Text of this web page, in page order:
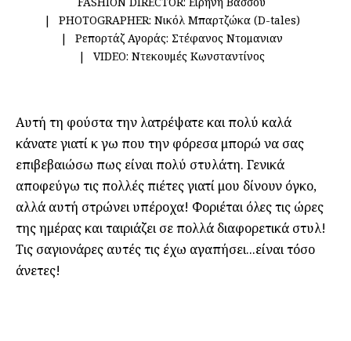
PHOTOGRAPHER: Νικόλ Μπαρτζώκα (D-tales)
Ρεπορτάζ Αγοράς: Στέφανος Ντομανιαν
VIDEO: Ντεκουμές Κωνσταντίνος
Αυτή τη φούστα την λατρέψατε και πολύ καλά
κάνατε γιατί κ γω που την φόρεσα μπορώ να σας
επιβεβαιώσω πως είναι πολύ στυλάτη. Γενικά
αποφεύγω τις πολλές πιέτες γιατί μου δίνουν όγκο,
αλλά αυτή στρώνει υπέροχα! Φοριέται όλες τις ώρες
της ημέρας και ταιριάζει σε πολλά διαφορετικά στυλ!
Τις σαγιονάρες αυτές τις έχω αγαπήσει...είναι τόσο
άνετες!